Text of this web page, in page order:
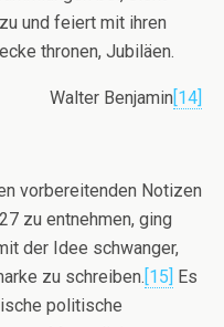
und feiert mit ihren
thronen, Jubiläen.
Walter Benjamin[14]
vorbereitenden Notizen
zu entnehmen, ging
der Idee schwanger,
zu schreiben.[15] Es
politische